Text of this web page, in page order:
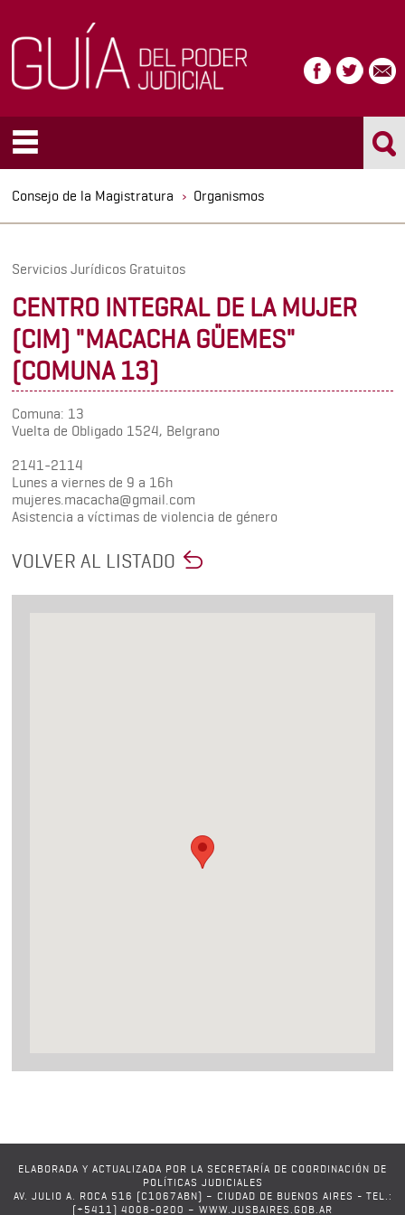
Consejo de la Magistratura Organismos
Servicios Jurídicos Gratuitos
CENTRO INTEGRAL DE LA MUJER
(CIM) "MACACHA GÜEMES"
(COMUNA 13)
Comuna: 13
Vuelta de Obligado 1524, Belgrano
2141-2114
Lunes a viernes de 9 a 16h
mujeres.macacha@gmail.com
Asistencia a víctimas de violencia de género
VOLVER AL LISTADO
ELABORADA Y ACTUALIZADA POR LA SECRETARÍA DE COORDINACIÓN DE
POLÍTICAS JUDICIALES
AV. JULIO A. ROCA 516 (C1067ABN) – CIUDAD DE BUENOS AIRES - TEL.:
(+5411) 4008-0200 – WWW.JUSBAIRES.GOB.AR